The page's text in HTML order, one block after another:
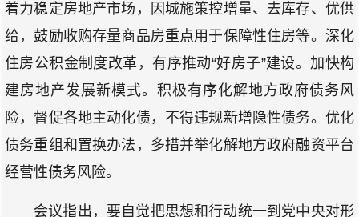
着力稳定房地产市场，因城施策控增量、去库存、优供
给，鼓励收购存量商品房重点用于保障性住房等。深化
住房公积金制度改革，有序推动“好房子”建设。加快构
建房地产发展新模式。积极有序化解地方政府债务风
险，督促各地主动化债，不得违规新增隐性债务。优化
债务重组和置换办法，多措并举化解地方政府融资平台
经营性债务风险。
会议指出，要自觉把思想和行动统一到党中央对形